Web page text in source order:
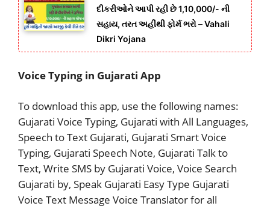
દીકરીઓને આપી રહી છે 1,10,000/- ની
સહાય, તરત અહીંથી ફોર્મ ભરો – Vahali
Dikri Yojana
Voice Typing in Gujarati App
To download this app, use the following names:
Gujarati Voice Typing, Gujarati with All Languages,
Speech to Text Gujarati, Gujarati Smart Voice
Typing, Gujarati Speech Note, Gujarati Talk to
Text, Write SMS by Gujarati Voice, Voice Search
Gujarati by, Speak Gujarati Easy Type Gujarati
Voice Text Message Voice Translator for all